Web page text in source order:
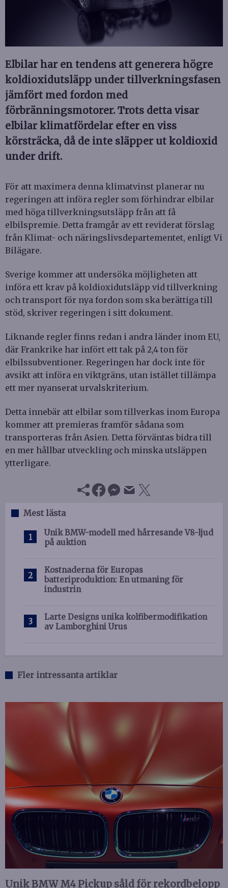
Elbilar har en tendens att generera högre
koldioxidutsläpp under tillverkningsfasen
jämfört med fordon med
förbränningsmotorer. Trots detta visar
elbilar klimatfördelar efter en viss
körsträcka, då de inte släpper ut koldioxid
under drift.
För att maximera denna klimatvinst planerar nu
regeringen att införa regler som förhindrar elbilar
med höga tillverkningsutsläpp från att få
elbilspremie. Detta framgår av ett reviderat förslag
från Klimat- och näringslivsdepartementet, enligt Vi
Bilägare.
Sverige kommer att undersöka möjligheten att
införa ett krav på koldioxidutsläpp vid tillverkning
och transport för nya fordon som ska berättiga till
stöd, skriver regeringen i sitt dokument.
Liknande regler finns redan i andra länder inom EU,
där Frankrike har infört ett tak på 2,4 ton för
elbilssubventioner. Regeringen har dock inte för
avsikt att införa en viktgräns, utan istället tillämpa
ett mer nyanserat urvalskriterium.
Detta innebär att elbilar som tillverkas inom Europa
kommer att premieras framför sådana som
transporteras från Asien. Detta förväntas bidra till
en mer hållbar utveckling och minska utsläppen
ytterligare.
Mest lästa
Unik BMW-modell med hårresande V8-ljud
på auktion
Kostnaderna för Europas
batteriproduktion: En utmaning för
industrin
Larte Designs unika kolfibermodifikation
av Lamborghini Urus
Fler intressanta artiklar
Unik BMW M4 Pickup såld för rekordbelopp